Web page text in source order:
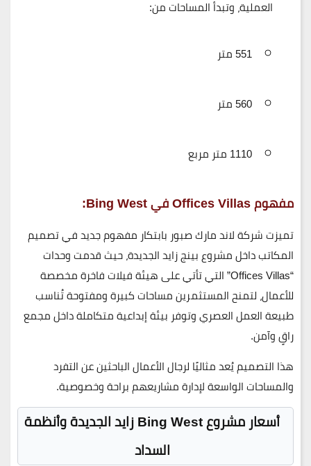
العملية، وتبدأ المساحات من:
551 متر
560 متر
1110 متر مربع
مفهوم Offices Villas في Bing West:
تميزت شركةلاند مارك صبور بابتكار مفهوم جديد في تصميم
المكاتب داخل مشروع بينج زايد الجديدة، حيث قدمت وحدات
“Offices Villas” التي تأتي على هيئة فيلات فاخرة مخصصة
للأعمال، لتمنح المستثمرين مساحات كبيرة ومفتوحة تُناسب
طبيعة العمل العصري وتوفر بيئة إبداعية متكاملة داخل مجمع
راقٍ وآمن.
هذا التصميم يُعد مثاليًا لرجال الأعمال الباحثين عن التفرد
والمساحات الواسعة لإدارة مشاريعهم براحة وخصوصية.
أسعار مشروع Bing West زايد الجديدة وأنظمة
السداد